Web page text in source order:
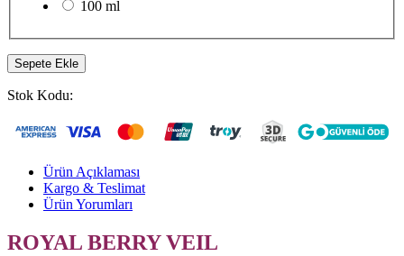
100 ml
Sepete Ekle
Stok Kodu:
Ürün Açıklaması
Kargo & Teslimat
Ürün Yorumları
ROYAL BERRY VEIL